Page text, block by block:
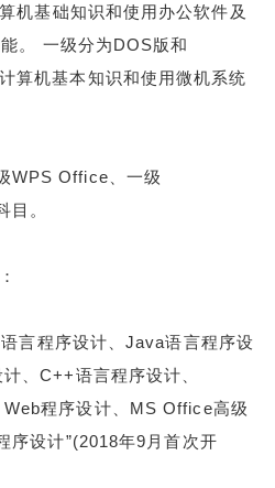
基础知识和使用办公软件及
。 一级分为DOS版和
算机基本知识和使用微机系统
Office、一级
目。
程序设计、Java语言程序设
、C++语言程序设计、
程序设计、MS Office高级
序设计”(2018年9月首次开